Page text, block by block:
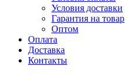
Условия доставки
Гарантия на товар
Оптом
Оплата
Доставка
Контакты